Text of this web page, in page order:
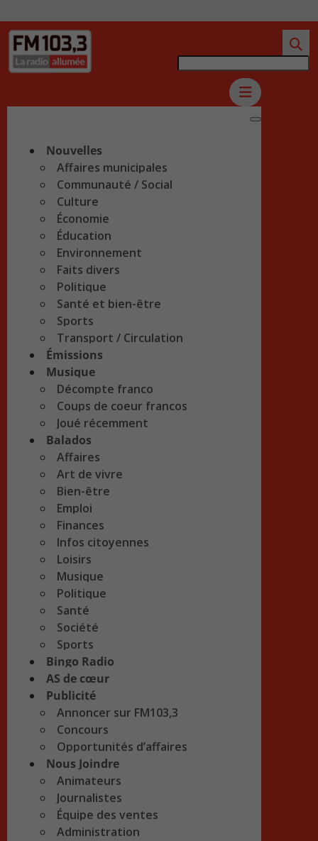
Nouvelles
Affaires municipales
Communauté / Social
Culture
Économie
Éducation
Environnement
Faits divers
Politique
Santé et bien-être
Sports
Transport / Circulation
Émissions
Musique
Décompte franco
Coups de coeur francos
Joué récemment
Balados
Affaires
Art de vivre
Bien-être
Emploi
Finances
Infos citoyennes
Loisirs
Musique
Politique
Santé
Société
Sports
Bingo Radio
AS de cœur
Publicité
Annoncer sur FM103,3
Concours
Opportunités d’affaires
Nous Joindre
Animateurs
Journalistes
Équipe des ventes
Administration